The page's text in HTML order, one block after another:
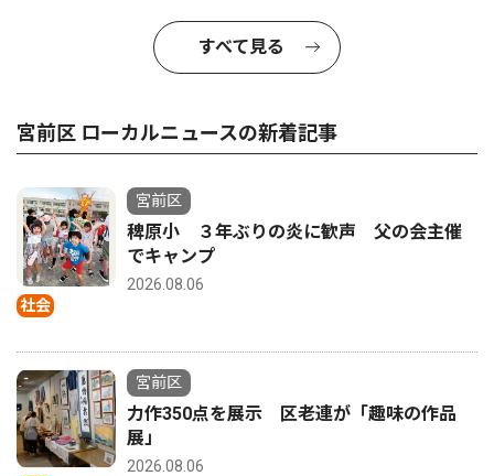
すべて見る
宮前区 ローカルニュースの新着記事
社会
宮前区
稗原小 ３年ぶりの炎に歓声 父の会主催
でキャンプ
2026.08.06
宮前区
力作350点を展示 区老連が「趣味の作品
展」
2026.08.06